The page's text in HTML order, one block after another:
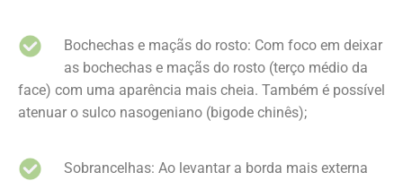
Bochechas e maçãs do rosto: Com foco em deixar
as bochechas e maçãs do rosto (terço médio da
face) com uma aparência mais cheia. Também é possível
atenuar o sulco nasogeniano (bigode chinês);
Sobrancelhas: Ao levantar a borda mais externa